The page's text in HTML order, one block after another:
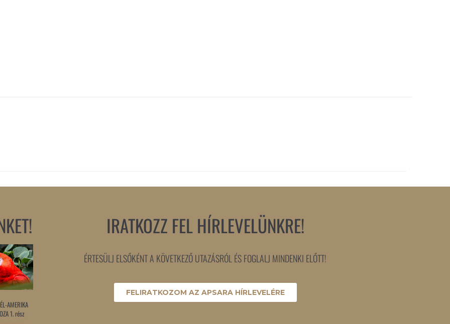
AMERIKA
1. rész
IRATKOZZ FEL HÍRLEVELÜNKRE!
ÉRTESÜLJ ELSŐKÉNT A KÖVETKEZŐ UTAZÁSRÓL ÉS FOGLALJ MINDENKI ELŐTT!
FELIRATKOZOM AZ APSARA HÍRLEVELÉRE